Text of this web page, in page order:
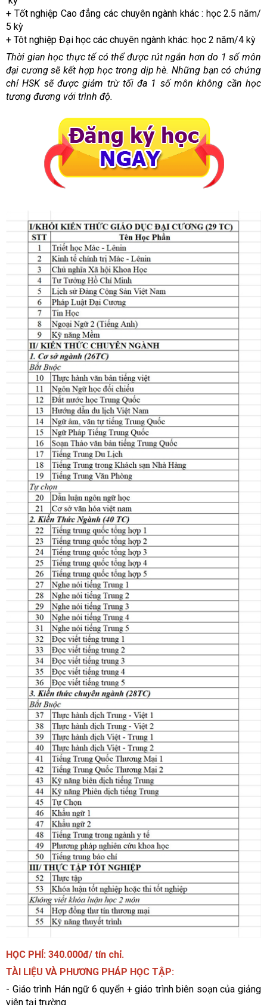
+ Tốt nghiệp Cao đẳng các chuyên ngành khác : học 2.5 năm/
5 kỳ
+ Tôt nghiệp Đại học các chuyên ngành khác: học 2 năm/4 kỳ
Thời gian học thực tế có thể được rút ngắn hơn do 1 số môn
đại cương sẽ kết hợp học trong dịp hè. Những bạn có chứng
chỉ HSK sẽ được giảm trừ tối đa 1 số môn không cần học
tương đương với trình độ.
HỌC PHÍ: 340.000đ/ tín chỉ.
TÀI LIỆU VÀ PHƯƠNG PHÁP HỌC TẬP:
- Giáo trình Hán ngữ 6 quyển + giáo trình biên soạn của giảng
viên tại trường